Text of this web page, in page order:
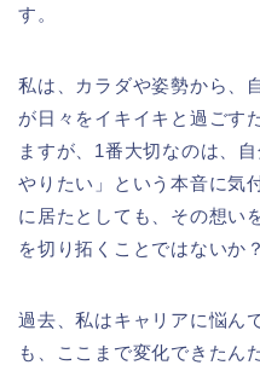
す。
私は、カラダや姿勢から、
が日々をイキイキと過ごす
ますが、1番大切なのは、
やりたい」という本音に気
に居たとしても、その想い
を切り拓くことではないか
過去、私はキャリアに悩ん
も、ここまで変化できたん